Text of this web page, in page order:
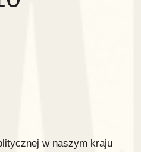
w naszym kraju